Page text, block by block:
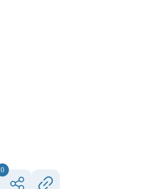
0